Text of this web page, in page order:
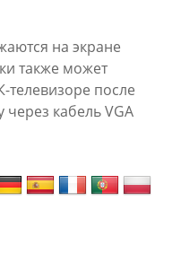
на экране
телевизоре после
кабель VGA